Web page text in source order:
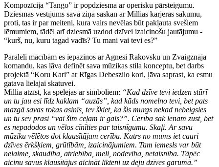
Kompozīcija “Tango” ir popdziesma ar operisku pārsteigumu.
Dziesmas vēstījums savā ziņā saskan ar Millias karjeras sākumu,
proti, tas ir par meiteni, kura vairs nevēlas būt pakļauta svešiem
lēmumiem, tādēļ arī dziesmā uzdod dzīvei izaicinošu jautājumu -
“kurš, nu, kuru tagad vadīs? Tu mani vai tevi es?”
Paralēli mācībām es iepazinos ar Agnesi Rakovsku un Zvaigznāja
komandu, kas ļāva definēt sava mūzikas stila konceptu, bet darbs
projektā “Koru Kari” ar Rīgas Debeszilo kori, ļāva saprast, ka esmu
gatava lielajai skatuvei.
Millia atzīst, ka spēlējas ar simboliem: “Kad dzīve tevi iedzen stūrī
un tu jau esi līdz kaklam “auzās”, kad kāds nomelno tevi, bet pats
mazgā savas rokas asinīs, tev šķiet, ka šis murgs nekad nebeigsies
un tu sev prasi “vai šim ceļam ir gals?”. Cerība sāk lēnām zust, bet
es nepadodos un vēlos cīnīties par taisnīgumu. Skaļi. Ar savu
mūziku vēlētos dot klausītājam cerību. Katrs no mums iet cauri
dzīves ērkšķiem, grūtībām, izaicinājumiem. Tam iemesls var būt
nelaime, skaudība, atriebība, meli, nodevība, netaisnība. Tāpēc
aicinu savus klausītājus aicināt likteni uz deju dzīves garumā.”